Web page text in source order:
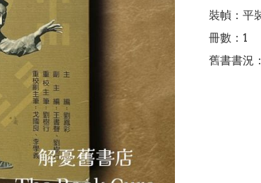
裝幀：平
冊數：1
舊書書況